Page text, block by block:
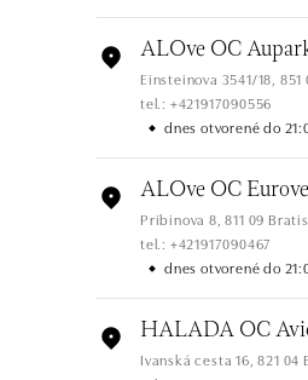
ALOve OC
Einsteinova 3541/18, 851
tel.: +421917090556
dnes otvorené do
ALOve OC
Pribinova 8, 811 09
tel.: +421917090467
dnes otvorené do
HALADA OC
Ivanská cesta 16, 821 04